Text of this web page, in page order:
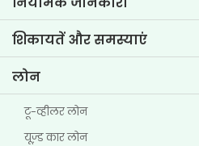
मुख्य प्रोफाइल्स
इन्वेस्टर संबंधी जानकारी
पॉलिसी
अन्य डिस्क्लोज़र
शिकायतें और समस्याएं
लोन
टू-व्हीलर लोन
यूज्‍़ड कार लोन